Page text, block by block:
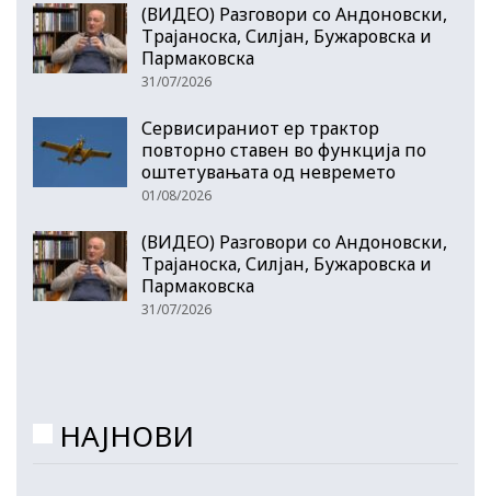
(ВИДЕО) Разговори со Андоновски,
Трајаноска, Силјан, Бужаровска и
Пармаковска
31/07/2026
Сервисираниот ер трактор
повторно ставен во функција по
оштетувањата од невремето
01/08/2026
(ВИДЕО) Разговори со Андоновски,
Трајаноска, Силјан, Бужаровска и
Пармаковска
31/07/2026
НАЈНОВИ